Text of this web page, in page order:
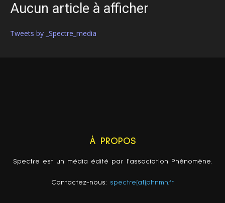
Aucun article à afficher
Tweets by _Spectre_media
À PROPOS
Spectre est un média édité par l'association Phénomène.
Contactez-nous: spectre(at)phnmn.fr